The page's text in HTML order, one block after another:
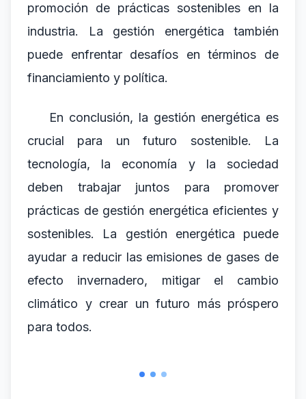
promoción de prácticas sostenibles en la
industria. La gestión energética también
puede enfrentar desafíos en términos de
financiamiento y política.
En conclusión, la gestión energética es
crucial para un futuro sostenible. La
tecnología, la economía y la sociedad
deben trabajar juntos para promover
prácticas de gestión energética eficientes y
sostenibles. La gestión energética puede
ayudar a reducir las emisiones de gases de
efecto invernadero, mitigar el cambio
climático y crear un futuro más próspero
para todos.